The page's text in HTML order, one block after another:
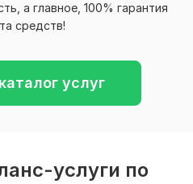
а главное, 100% гарантия
средств!
услуг
услуги по